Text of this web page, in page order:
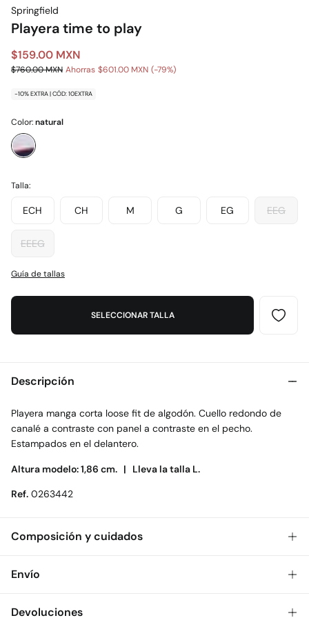
Springfield
Playera time to play
$159.00 MXN
$760.00 MXN Ahorras $601.00 MXN 79
-10% EXTRA | CÓD: 10EXTRA
Color:natural
Talla:
ECH CH M G EG EEG
EEEG
Guía de tallas
SELECCIONAR TALLA
Descripción
Playera manga corta loose fit de algodón. Cuello redondo de
canalé a contraste con panel a contraste en el pecho.
Estampados en el delantero.
Altura modelo: 1,86 cm. | Lleva la talla L.
Ref. 0263442
Composición y cuidados
Composición
Envío
Envío a tienda: 2-5 días.
Devoluciones